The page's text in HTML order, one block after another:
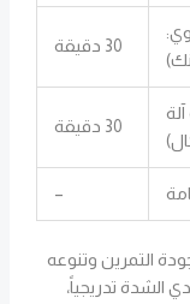
30 دقيقة
30 دقيقة
–
التمرين وتنوعه
الشدة تدريجياً،